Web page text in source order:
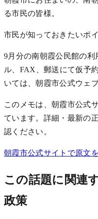
る市民の皆様。
市民が知っておきたいポ
9月分の南朝霞公民館の
ル、FAX、郵送にて仮予
いては、朝霞市公式ウェ
このメモは、朝霞市公式
ています。詳細・最新の
認ください。
朝霞市公式サイトで原文
この話題に関連
政策